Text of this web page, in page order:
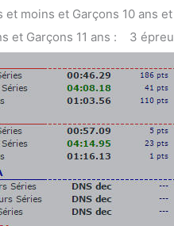
et moins et Garçons 10
et Garçons 11 ans : 3